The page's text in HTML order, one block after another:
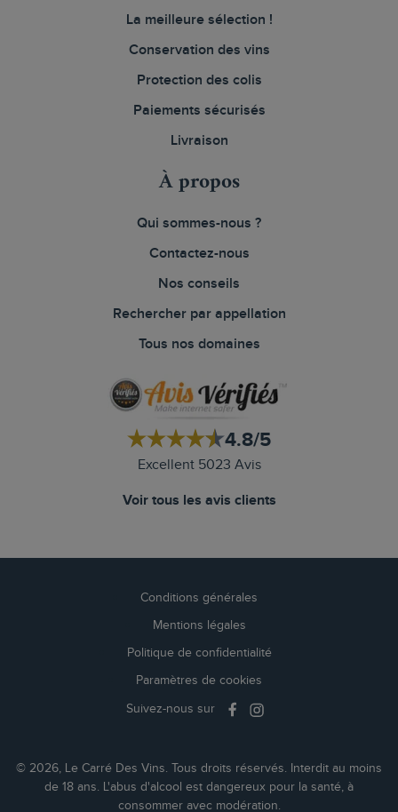
La meilleure sélection !
Conservation des vins
Protection des colis
Paiements sécurisés
Livraison
À propos
Qui sommes-nous ?
Contactez-nous
Nos conseils
Rechercher par appellation
Tous nos domaines
4.8/5
Excellent 5023 Avis
Voir tous les avis clients
Conditions générales
Mentions légales
Politique de confidentialité
Paramètres de cookies
Suivez-nous sur
© 2026, Le Carré Des Vins. Tous droits réservés. Interdit au moins
de 18 ans. L'abus d'alcool est dangereux pour la santé, à
consommer avec modération.